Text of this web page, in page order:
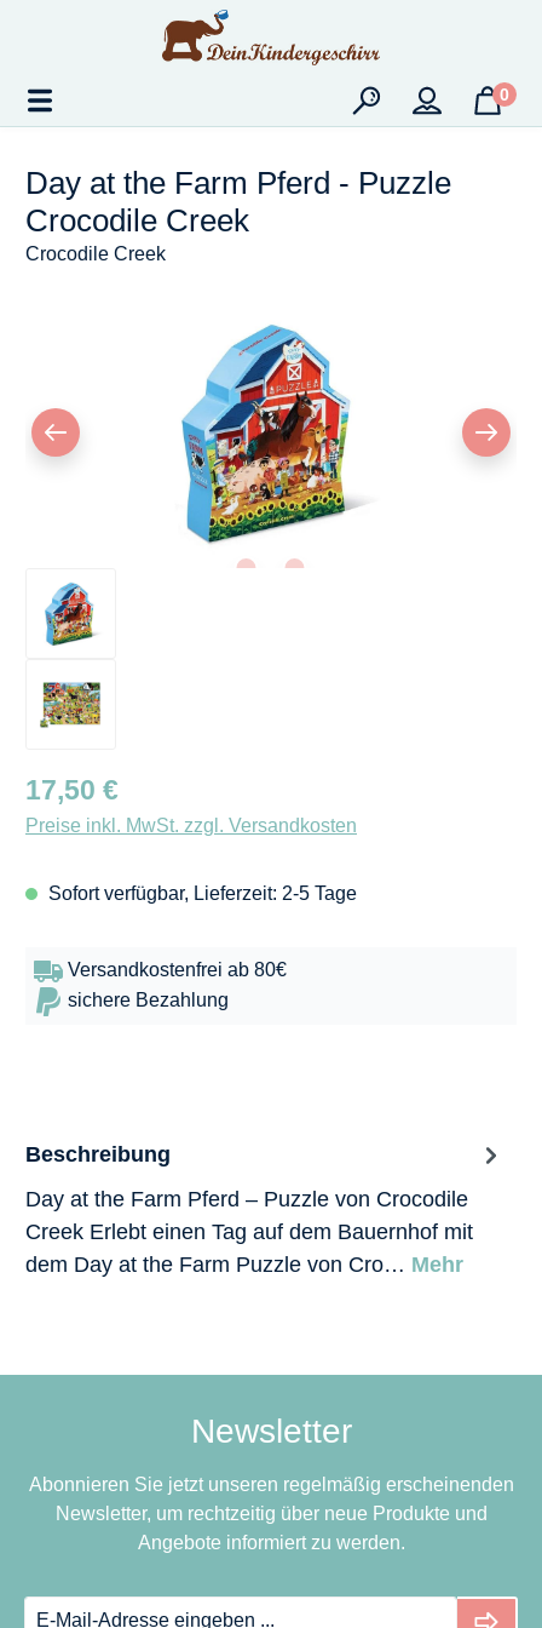
Zum Hauptinhalt springen
0
Day at the Farm Pferd - Puzzle
Crocodile Creek
Crocodile Creek
Regulärer Preis:
17,50 €
Preise inkl. MwSt. zzgl. Versandkosten
Sofort verfügbar, Lieferzeit: 2-5 Tage
Versandkostenfrei ab 80€
sichere Bezahlung
Beschreibung
Day at the Farm Pferd – Puzzle von Crocodile
Creek Erlebt einen Tag auf dem Bauernhof mit
dem Day at the Farm Puzzle von Cro… Mehr
Newsletter
Abonnieren Sie jetzt unseren regelmäßig erscheinenden
Newsletter, um rechtzeitig über neue Produkte und
Angebote informiert zu werden.